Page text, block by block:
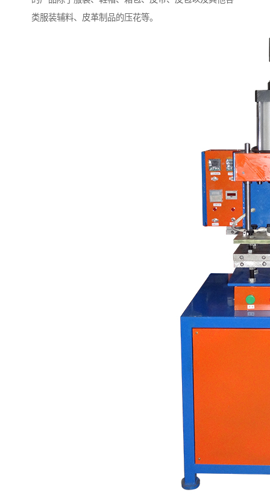
类服装辅料、皮革制品的压花等。